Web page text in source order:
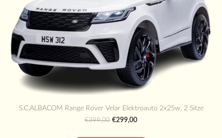
S.C.ALBACOM Range Rover Velar Elektroauto 2x25w, 2 Sitze
€399,00 €299,00